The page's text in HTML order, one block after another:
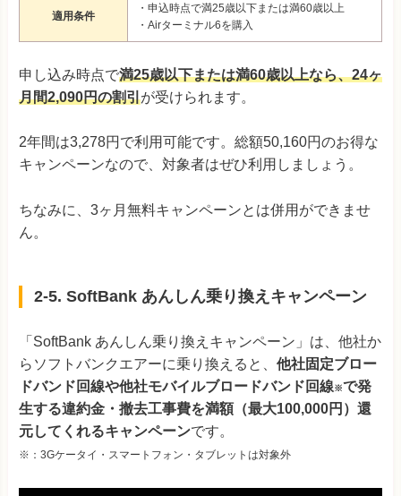
適用条件
・申込時点で満25歳以下または満60歳以上
・Airターミナル6を購入
申し込み時点で満25歳以下または満60歳以上なら、24ヶ
月間2,090円の割引が受けられます。
2年間は3,278円で利用可能です。総額50,160円のお得な
キャンペーンなので、対象者はぜひ利用しましょう。
ちなみに、3ヶ月無料キャンペーンとは併用ができませ
ん。
2-5. SoftBank あんしん乗り換えキャンペーン
「SoftBank あんしん乗り換えキャンペーン」は、他社か
らソフトバンクエアーに乗り換えると、 他社固定ブロー
ドバンド回線や他社モバイルブロードバンド回線※で発
生する違約金・撤去工事費を満額（最大100,000円）還
元してくれるキャンペーンです。
※：3Gケータイ・スマートフォン・タブレットは対象外